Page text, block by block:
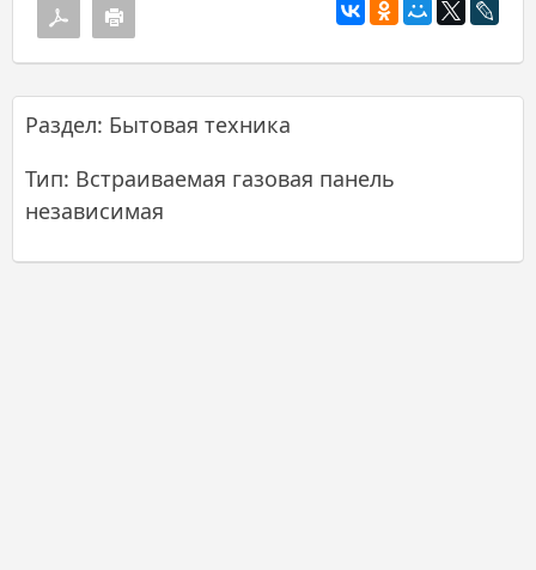
Раздел: Бытовая техника
Тип: Встраиваемая газовая панель
независимая